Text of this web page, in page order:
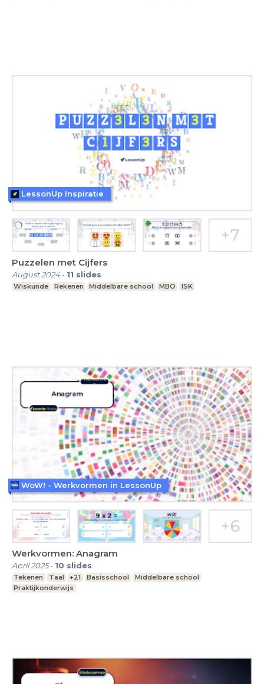
Puzzelen met Cijfers
August 2024- 11 slides
Wiskunde Rekenen Middelbare school MBO ISK
LessonUp Inspiratie
Werkvormen: Anagram
April 2025- 10 slides
Tekenen Taal +21 Basisschool
Middelbare school
Praktijkonderwijs
WoW! - Werkvormen in LessonUp